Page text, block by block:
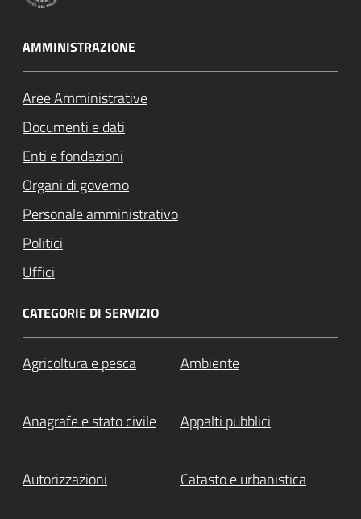
AMMINISTRAZIONE
Aree Amministrative
Documenti e dati
Enti e fondazioni
Organi di governo
Personale amministrativo
Politici
Uffici
CATEGORIE DI SERVIZIO
Agricoltura e pesca Ambiente
Anagrafe e stato civile Appalti pubblici
Autorizzazioni Catasto e urbanistica